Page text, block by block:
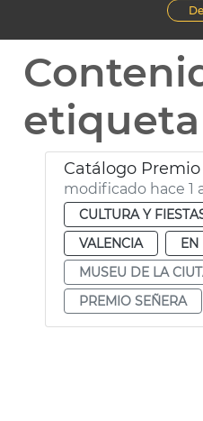
etiqueta
Catálogo
modificado hace 1
CULTURA Y
VALENCIA
EN
MUSEU DE LA
PREMIO SEÑERA